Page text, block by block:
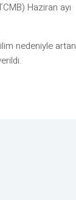
Haziran ayı
nedeniyle artan